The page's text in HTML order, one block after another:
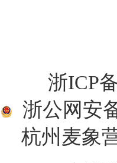
浙ICP
浙公网安
杭州麦象